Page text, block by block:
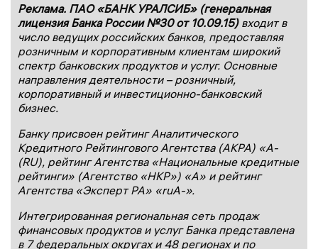
Реклама. ПАО «БАНК УРАЛСИБ» (генеральная
лицензия Банка России №30 от 10.09.15)входит в
число ведущих российских банков, предоставляя
розничным и корпоративным клиентам широкий
спектр банковских продуктов и услуг. Основные
направления деятельности – розничный,
корпоративный и инвестиционно-банковский
бизнес.
Банку присвоен рейтинг Аналитического
Кредитного Рейтингового Агентства (АКРА) «А-
(RU), рейтинг Агентства «Национальные кредитные
рейтинги» (Агентство «НКР») «А» и рейтинг
Агентства «Эксперт РА» «ruА-».
Интегрированная региональная сеть продаж
финансовых продуктов и услуг Банка представлена
в 7 федеральных округах и 48 регионах и по